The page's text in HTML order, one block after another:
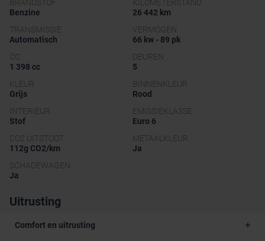
BRANDSTOF
Benzine
KILOMETERSTAND
26 442 km
TRANSMISSIE
Automatisch
VERMOGEN
66 kw - 89 pk
CC
1 398 cc
DEUREN
5
KLEUR
Grijs
BINNENKLEUR
Rood
INTERIEUR
Stof
EMISSIEKLASSE
Euro 6
CO2 UITSTOOT
112g CO2/km
METAALKLEUR
Ja
SCHADEWAGEN
Ja
Uitrusting
Comfort en uitrusting